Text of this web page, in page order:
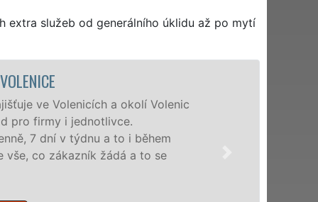
extra služeb od generálního úklidu až po mytí
Naše společnost EXTRA UKLÍZENÍ
profesionální úklidové služby NON-
nabízíme pro všechny obchodní
domácnosti v celém Jihočeském kraji s